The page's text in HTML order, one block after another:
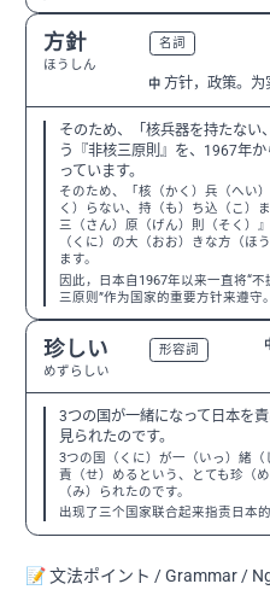
方針
ほうしん
名詞
中 方针，政策。为
そのため、「核兵器を持たない
う『非核三原則』を、1967年
っています。
そのため、「核（かく）兵（へい
く）らない、持（も）ち込（こ）
三（さん）原（げん）則（そく）
（くに）の大（おお）きな方（ほ
ます。
因此，日本自1967年以来一直将“
三原则”作为国家的重要方针来遵守。
珍しい
めずらしい
形容詞
3つの国が一緒になって日本を
見られたのです。
3つの国（くに）が一（いっ）緒
責（せ）めるという、とても珍（
（み）られたのです。
出现了三个国家联合起来指责日本
📝 文法ポイント / Grammar /